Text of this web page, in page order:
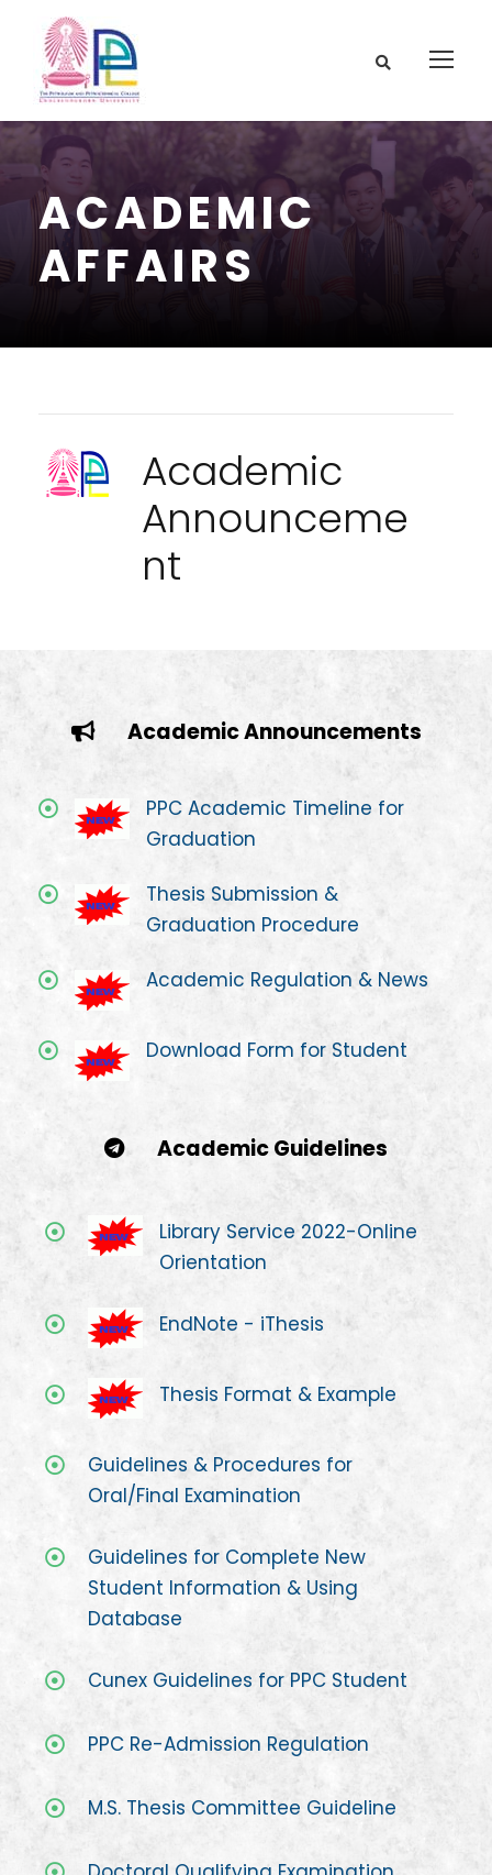
ACADEMIC
AFFAIRS
Academic
Announceme
nt
Academic Announcements
PPC Academic Timeline for
Graduation
Thesis Submission &
Graduation Procedure
Academic Regulation & News
Download Form for Student
Academic Guidelines
Library Service 2022-Online
Orientation
EndNote - iThesis
Thesis Format & Example
Guidelines & Procedures for
Oral/Final Examination
Guidelines for Complete New
Student Information & Using
Database
Cunex Guidelines for PPC Student
PPC Re-Admission Regulation
M.S. Thesis Committee Guideline